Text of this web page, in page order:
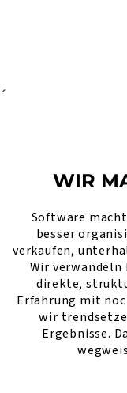
´
WIR
Software
besser
verkaufen,
Wir verwandeln
direkte,
Erfahrung mit
wir
Ergebnisse.